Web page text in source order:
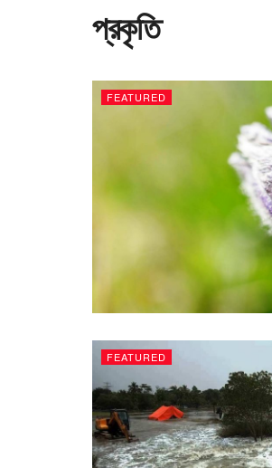
প্রকৃতি
FEATURED
FEATURED